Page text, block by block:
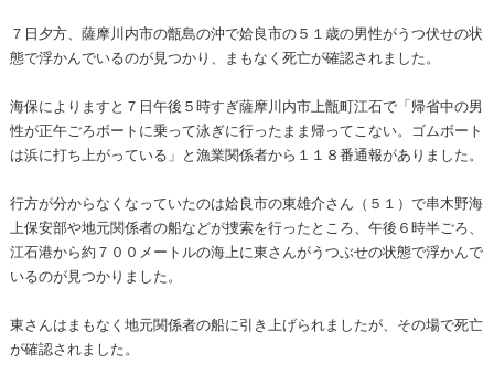
７日夕方、薩摩川内市の甑島の沖で姶良市の５１歳の男性がうつ伏せの状
態で浮かんでいるのが見つかり、まもなく死亡が確認されました。
海保によりますと７日午後５時すぎ薩摩川内市上甑町江石で「帰省中の男
性が正午ごろボートに乗って泳ぎに行ったまま帰ってこない。ゴムボート
は浜に打ち上がっている」と漁業関係者から１１８番通報がありました。
行方が分からなくなっていたのは姶良市の東雄介さん（５１）で串木野海
上保安部や地元関係者の船などが捜索を行ったところ、午後６時半ごろ、
江石港から約７００メートルの海上に東さんがうつぶせの状態で浮かんで
いるのが見つかりました。
東さんはまもなく地元関係者の船に引き上げられましたが、その場で死亡
が確認されました。